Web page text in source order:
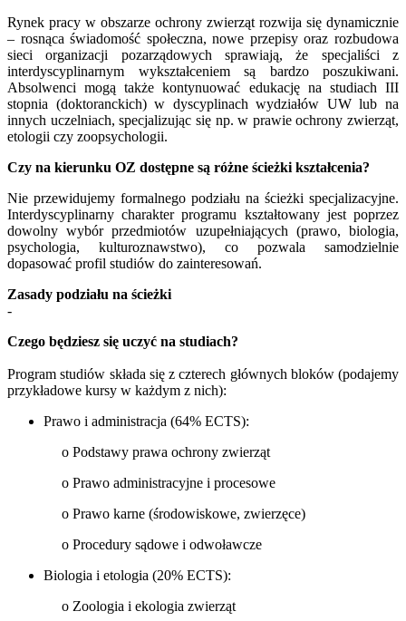
Rynek pracy w obszarze ochrony zwierząt rozwija się dynamicznie
– rosnąca świadomość społeczna, nowe przepisy oraz rozbudowa
sieci organizacji pozarządowych sprawiają, że specjaliści z
interdyscyplinarnym wykształceniem są bardzo poszukiwani.
Absolwenci mogą także kontynuować edukację na studiach III
stopnia (doktoranckich) w dyscyplinach wydziałów UW lub na
innych uczelniach, specjalizując się np. w prawie ochrony zwierząt,
etologii czy zoopsychologii.
Czy na kierunku OZ dostępne są różne ścieżki kształcenia?
Nie przewidujemy formalnego podziału na ścieżki specjalizacyjne.
Interdyscyplinarny charakter programu kształtowany jest poprzez
dowolny wybór przedmiotów uzupełniających (prawo, biologia,
psychologia, kulturoznawstwo), co pozwala samodzielnie
dopasować profil studiów do zainteresowań.
Zasady podziału na ścieżki
-
Czego będziesz się uczyć na studiach?
Program studiów składa się z czterech głównych bloków (podajemy
przykładowe kursy w każdym z nich):
Prawo i administracja (64% ECTS):
o Podstawy prawa ochrony zwierząt
o Prawo administracyjne i procesowe
o Prawo karne (środowiskowe, zwierzęce)
o Procedury sądowe i odwoławcze
Biologia i etologia (20% ECTS):
o Zoologia i ekologia zwierząt